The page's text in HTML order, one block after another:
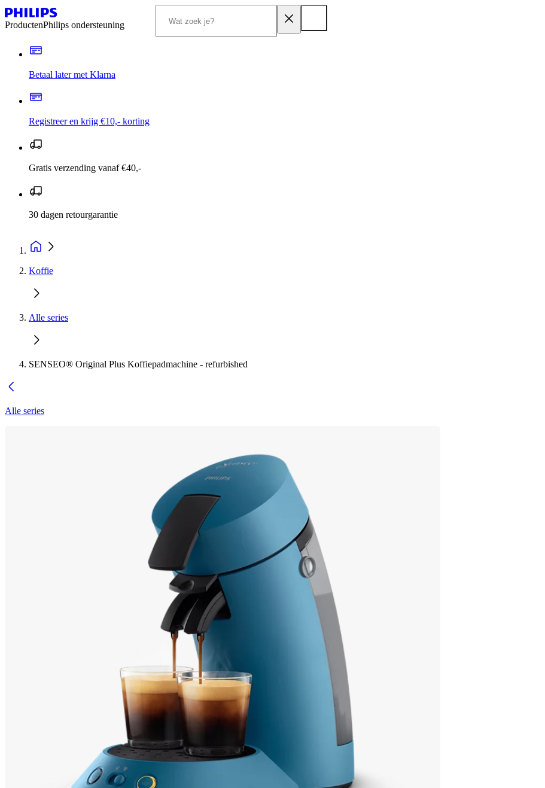
ProductenPhilips ondersteuning
Betaal later met Klarna
Registreer en krijg €10,- korting
Gratis verzending vanaf €40,-
30 dagen retourgarantie
Koffie
Alle series
SENSEO® Original Plus Koffiepadmachine - refurbished
Alle series